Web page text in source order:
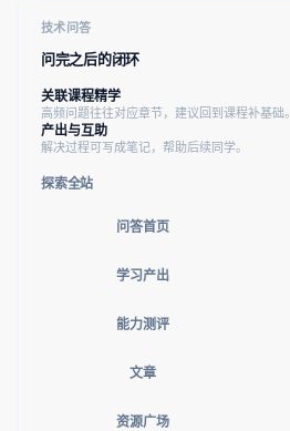
技术问答
问完之后的闭环
关联课程精学
高频问题往往对应章节，建议回到课程补基础。
产出与互助
解决过程可写成笔记，帮助后续同学。
探索全站
问答首页
学习产出
能力测评
文章
资源广场